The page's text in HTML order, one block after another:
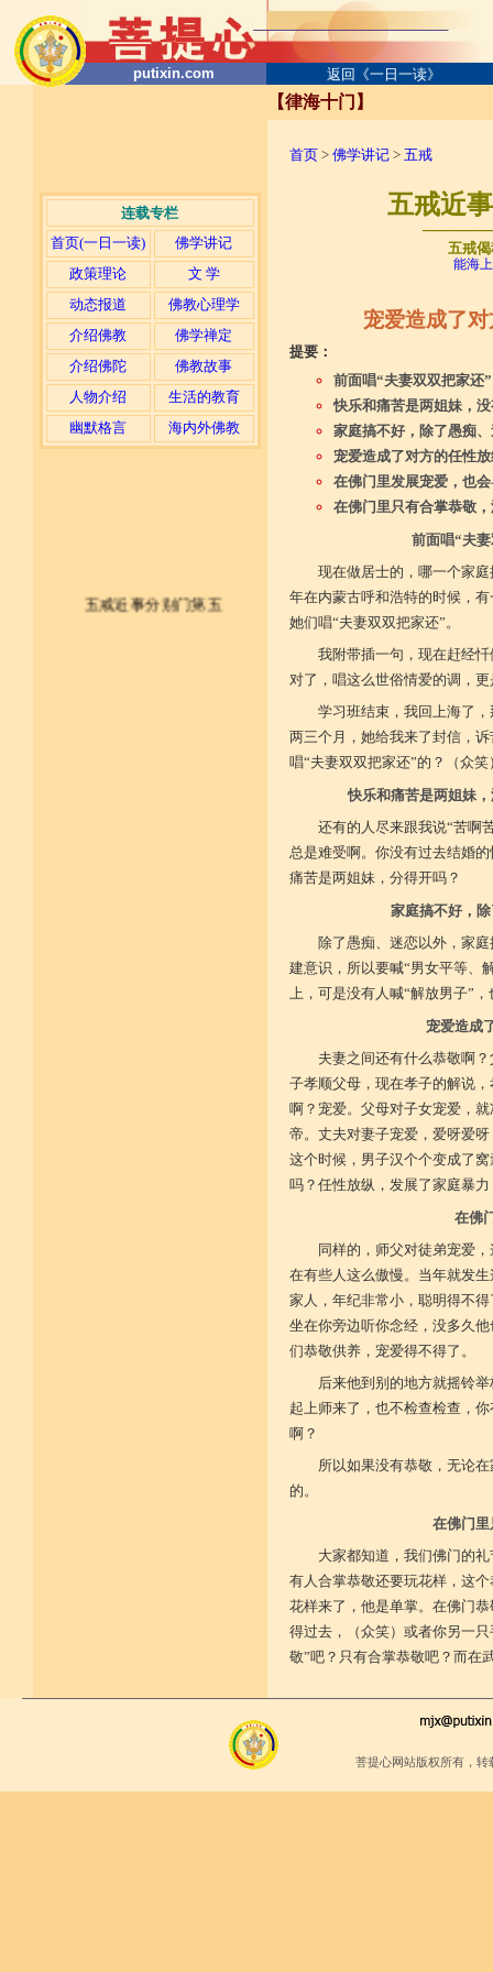
putixin.com 返回《一日一读》
连载专栏
首页(一日一读)
佛学讲记
政策理论
文 学
动态报道
佛教心理学
介绍佛教
佛学禅定
介绍佛陀
佛教故事
人物介绍
生活的教育
幽默格言
海内外佛教
【律海十门】
首页 > 佛学讲记 > 五戒
五戒近
五戒
能海
宠爱造成了
提要：
前面唱“夫妻双双把家还
快乐和痛苦是两姐妹，
家庭搞不好，除了愚痴
宠爱造成了对方的任性
在佛门里发展宠爱，也
在佛门里只有合掌恭敬
前面唱“夫
现在做居士的，哪一个家
年在内蒙古呼和浩特的时候，
她们唱“夫妻双双把家还”。
我附带插一句，现在赶经
对了，唱这么世俗情爱的调，
学习班结束，我回上海了
两三个月，她给我来了封信，
唱“夫妻双双把家还”的？（众笑
快乐和痛苦是两姐妹
还有的人尽来跟我说“苦啊
总是难受啊。你没有过去结婚
痛苦是两姐妹，分得开吗？
家庭搞不好，
除了愚痴、迷恋以外，家
建意识，所以要喊“男女平等、
上，可是没有人喊“解放男子”
宠爱造成
夫妻之间还有什么恭敬啊
子孝顺父母，现在孝子的解说
啊？宠爱。父母对子女宠爱，
帝。丈夫对妻子宠爱，爱呀爱
这个时候，男子汉个个变成了
吗？任性放纵，发展了家庭暴
在佛
同样的，师父对徒弟宠爱
在有些人这么傲慢。当年就发
家人，年纪非常小，聪明得不
坐在你旁边听你念经，没多久
们恭敬供养，宠爱得不得了。
后来他到别的地方就摇铃
起上师来了，也不检查检查，
啊？
所以如果没有恭敬，无论
的。
在佛门
大家都知道，我们佛门的
有人合掌恭敬还要玩花样，这
花样来了，他是单掌。在佛门
得过去，（众笑）或者你另一
敬”吧？只有合掌恭敬吧？而在
菩提心网站版权所有，
五戒近事分别门第五